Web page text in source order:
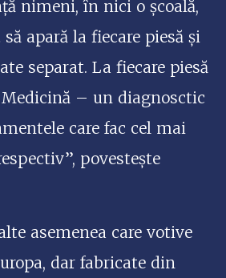
nimeni, în nici o școală,
apară la fiecare piesă și
separat. La fiecare piesă
– un diagnosctic
care fac cel mai
povestește
asemenea care votive
dar fabricate din